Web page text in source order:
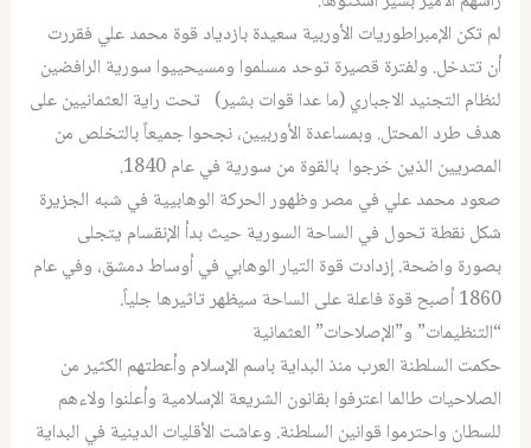
لم تكن الإمبراطوريات الأوربية سعيدة بازدياد قوة محمد علي فقررت
أن تتدخل. ولفترة قصيرة توحد مسلموا ومسيحييوا سورية الرافضين
لنظام التجنيد الاجباري (ما عدا قوات بشير) تحت راية العثمانيين على
هدف طرد المحتل. وبمساعدة الأوربيين، نجحوا جميعاً بالتخلص من
المصريين الذين خرجوا بالقوة من سورية في عام 1840.
صعود محمد علي في مصر وظهور الحركة الوهابيية في شبه الجزيرة
شكل نقطة تحول في الساحة السورية حيث بدأ الإنقسام يتجلى
بصورة واضحة. إزدادت قوة التيار الوهابي في أوساط دمشق، وفي عام
1860 أصبح قوة فاعلة على الساحة سيظهر تاثيرها جلياً.
“التنظيمات” و”الإصلاحات” العثمانية
حكمت السلطنة العرب منذ البداية باسم الإسلام وأعطتهم الكثير من
الصلاحيات طالما اعترفوا بقانون الشريعة الإسلامية وأعلنوا ولاءهم
للسطان واحترموا قوانين السلطنة. وعاشت الأقليات الدينية في البداية